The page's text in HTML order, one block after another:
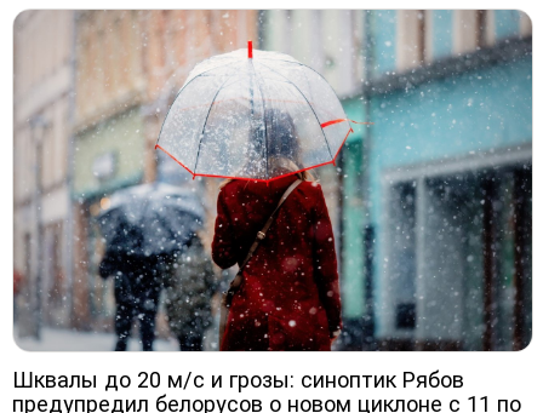
Шквалы до 20 м/с и грозы: синоптик Рябов
предупредил белорусов о новом циклоне с 11 по